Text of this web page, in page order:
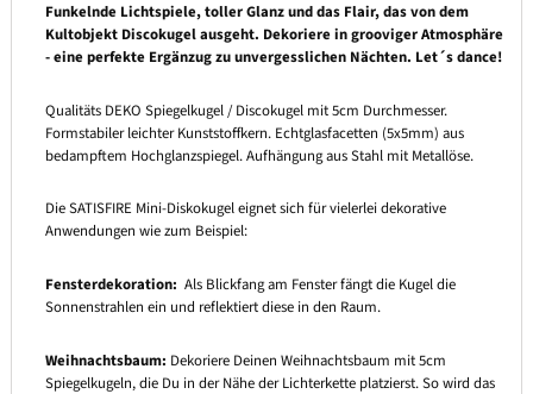
Funkelnde Lichtspiele, toller Glanz und das Flair, das von dem
Kultobjekt Discokugel ausgeht. Dekoriere in grooviger Atmosphäre
- eine perfekte Ergänzug zu unvergesslichen Nächten. Let´s dance!
Qualitäts DEKO Spiegelkugel / Discokugel mit 5cm Durchmesser.
Formstabiler leichter Kunststoffkern. Echtglasfacetten (5x5mm) aus
bedampftem Hochglanzspiegel. Aufhängung aus Stahl mit Metallöse.
Die SATISFIRE Mini-Diskokugel eignet sich für vielerlei dekorative
Anwendungen wie zum Beispiel:
Fensterdekoration: Als Blickfang am Fenster fängt die Kugel die
Sonnenstrahlen ein und reflektiert diese in den Raum.
Weihnachtsbaum: Dekoriere Deinen Weihnachtsbaum mit 5cm
Spiegelkugeln, die Du in der Nähe der Lichterkette platzierst. So wird das